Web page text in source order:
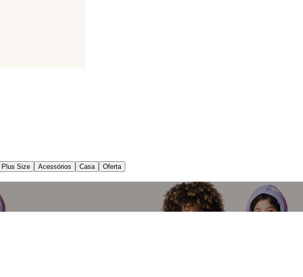
Plus Size Acessórios Casa Oferta